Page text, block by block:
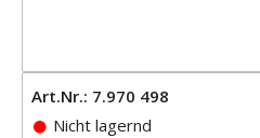
Art.Nr.: 7.970 498
Nicht lagernd